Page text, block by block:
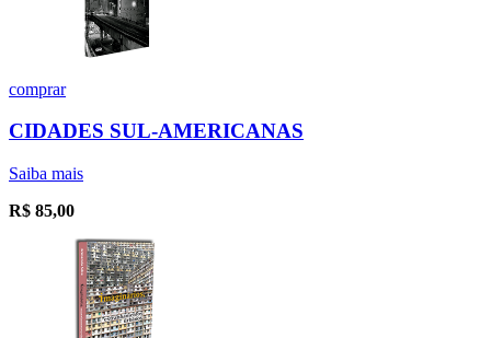
comprar
CIDADES SUL-AMERICANAS
Saiba mais
R$ 85,00